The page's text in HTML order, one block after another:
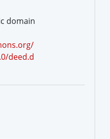
domain
deed.d